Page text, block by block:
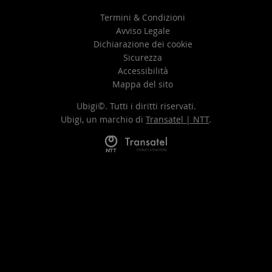
Termini & Condizioni
Avviso Legale
Dichiarazione dei cookie
Sicurezza
Accessibilità
Mappa del sito
Ubigi©. Tutti i diritti riservati.
Ubigi, un marchio di Transatel | NTT.